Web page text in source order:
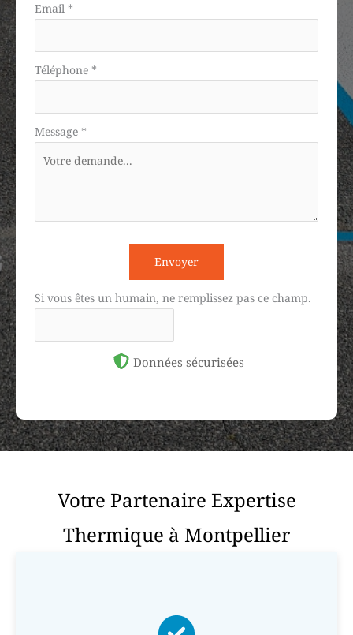
Email *
Téléphone *
Message *
Envoyer
Si vous êtes un humain, ne remplissez pas ce champ.
Données sécurisées
Votre Partenaire Expertise
Thermique à Montpellier